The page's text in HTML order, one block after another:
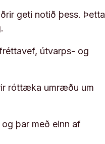
geti notið þess. Þetta
útvarps- og
róttæka umræðu um
þar með einn af